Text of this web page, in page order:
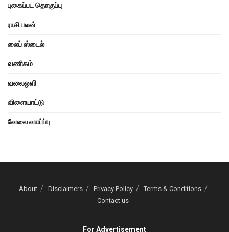
புகைப்பட தொகுப்பு
ராசி பலன்
லைப் ஸ்டைல்
வணிகம்
வலைஒளி
விளையாட்டு
வேலை வாய்ப்பு
About Disclaimers Privacy Policy
Terms & Conditions
Contact us
For Advertisement